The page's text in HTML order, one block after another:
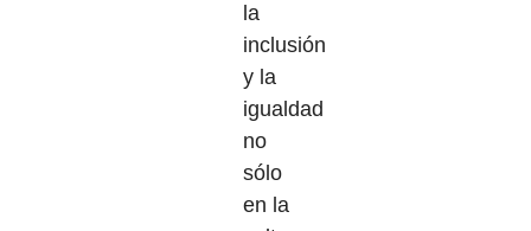
la
inclusión
y la
igualdad
no
sólo
en la